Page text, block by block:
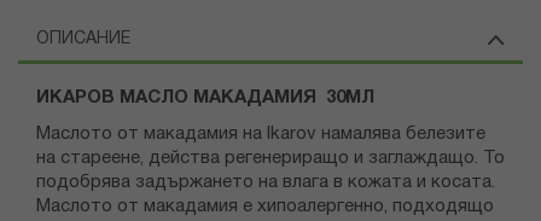
ОПИСАНИЕ
ИКАРОВ МАСЛО МАКАДАМИЯ 30МЛ
Маслото от макадамия на Ikarov намалява белезите
на стареене, действа регенериращо и заглаждащо. То
подобрява задържането на влага в кожата и косата.
Маслото от макадамия е хипоалергенно, подходящо